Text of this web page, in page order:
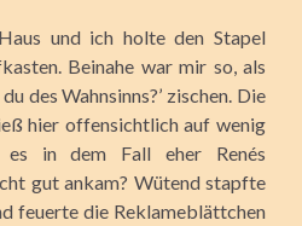
und ich holte den Stapel
Beinahe war mir so, als
des Wahnsinns?’ zischen. Die
hier offensichtlich auf wenig
es in dem Fall eher Renés
gut ankam? Wütend stapfte
feuerte die Reklameblättchen